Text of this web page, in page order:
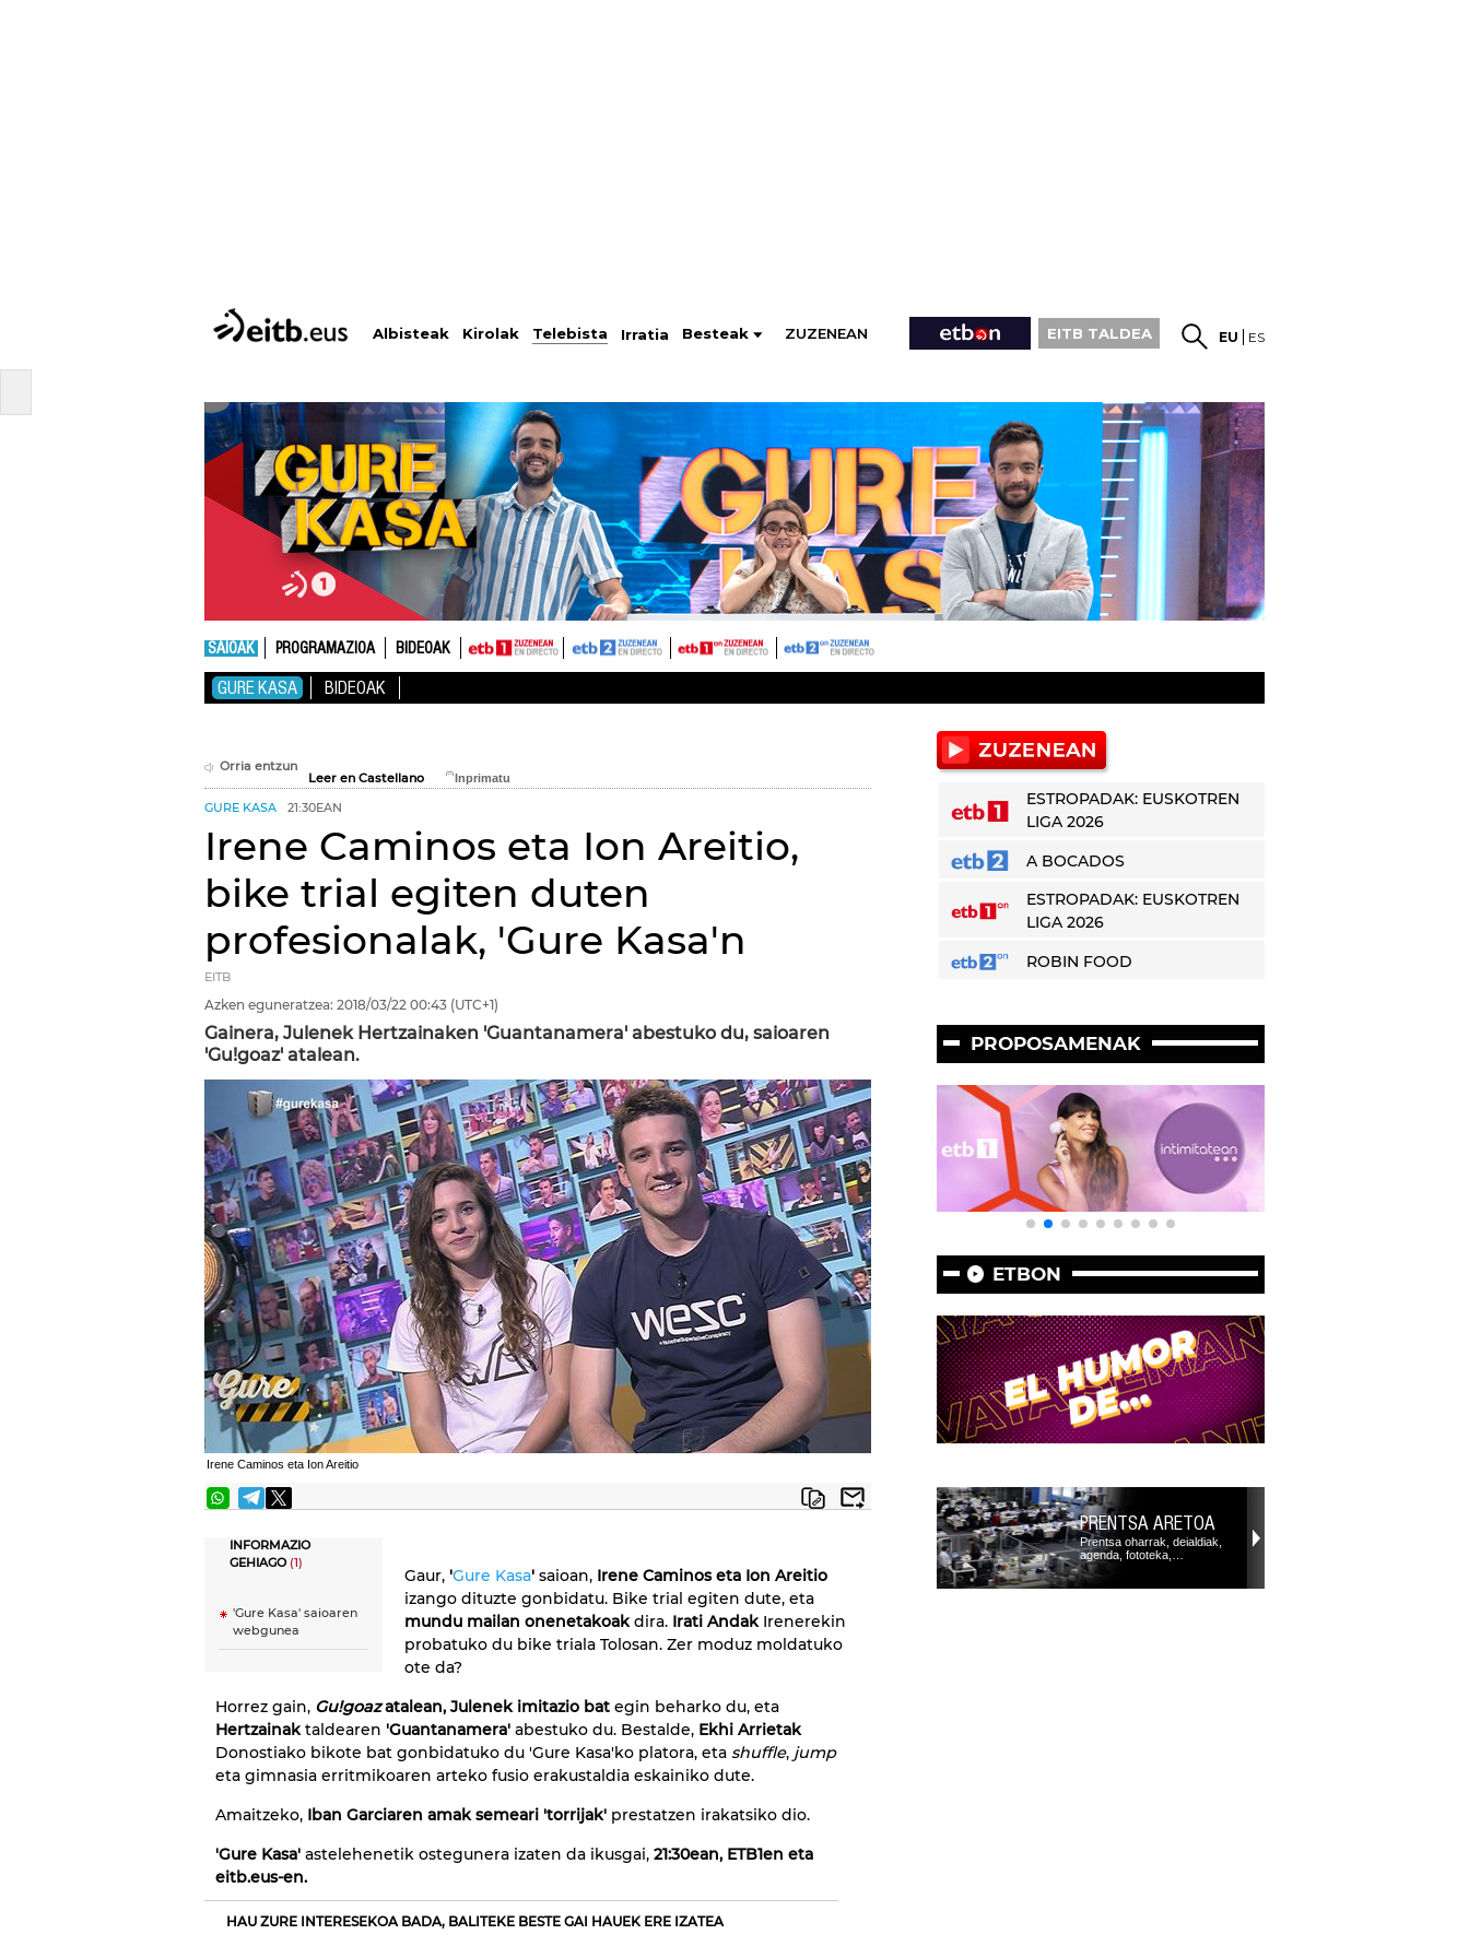
Albisteak Kirolak Telebista Irratia Besteak ZUZENEAN EITB TALDEA EU ES
SAIOAK PROGRAMAZIOA BIDEOAK
GURE KASA BIDEOAK
Orria entzun
Leer en Castellano
GURE KASA 21:30EAN
Irene Caminos eta Ion Areitio,
bike trial egiten duten
profesionalak, 'Gure Kasa'n
EITB
Azken eguneratzea: 2018/03/22 00:43 (UTC+1)
Gainera, Julenek Hertzainaken 'Guantanamera' abestuko du, saioaren
'Gu!goaz' atalean.
Irene Caminos eta Ion Areitio
INFORMAZIO
GEHIAGO(1)
'Gure Kasa' saioaren
webgunea
Gaur, 'Gure Kasa' saioan, Irene Caminos eta Ion Areitio
izango dituzte gonbidatu. Bike trial egiten dute, eta
mundu mailan onenetakoakdira. Irati AndakIrenerekin
probatuko du bike triala Tolosan. Zer moduz moldatuko
ote da?
Horrez gain, Gu!goazatalean, Julenek imitazio bat egin beharko du, eta
Hertzainaktaldearen 'Guantanamera' abestuko du. Bestalde, Ekhi Arrietak
Donostiako bikote bat gonbidatuko du 'Gure Kasa'ko platora, eta shuffle, jump
eta gimnasia erritmikoaren arteko fusio erakustaldia eskainiko dute.
Amaitzeko, Iban Garciaren amak semeari 'torrijak' prestatzen irakatsiko dio.
'Gure Kasa' astelehenetik ostegunera izaten da ikusgai, 21:30ean, ETB1en eta
eitb.eus-en.
HAU ZURE INTERESEKOA BADA, BALITEKE BESTE GAI HAUEK ERE IZATEA
ESTROPADAK: EUSKOTREN
LIGA 2026
A BOCADOS
ESTROPADAK: EUSKOTREN
LIGA 2026
ROBIN FOOD
PROPOSAMENAK
ETBON
PRENTSA ARETOA
Prentsa oharrak, deialdiak,
agenda, fototeka,…